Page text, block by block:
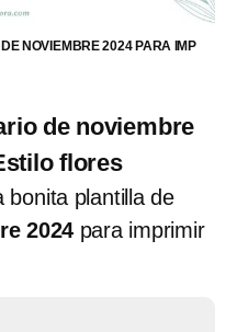
NOVIEMBRE 2024 PARA IMP
de noviembre
flores
bonita plantilla de
2024 para imprimir